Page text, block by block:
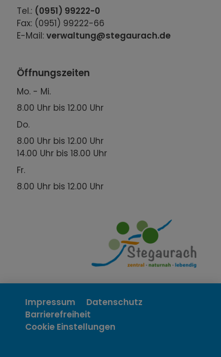
Tel.: (0951) 99222-0
Fax: (0951) 99222-66
E-Mail:verwaltung@stegaurach.de
Öffnungszeiten
Mo. - Mi.
8.00 Uhr bis 12.00 Uhr
Do.
8.00 Uhr bis 12.00 Uhr
14.00 Uhr bis 18.00 Uhr
Fr.
8.00 Uhr bis 12.00 Uhr
Impressum
Datenschutz
Barrierefreiheit
Cookie Einstellungen